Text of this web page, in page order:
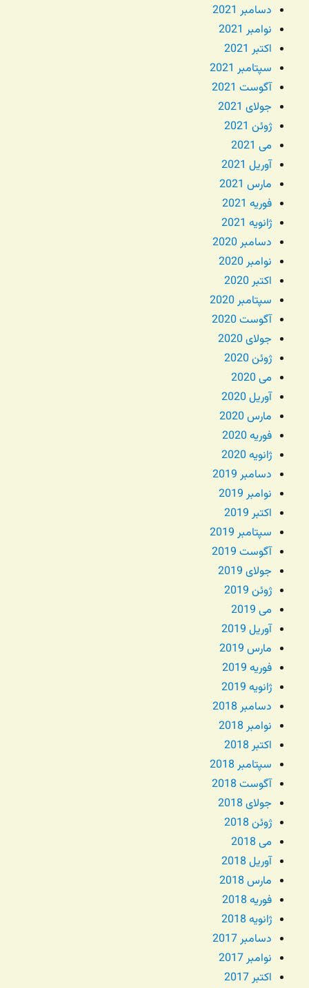
دسامبر 2021
نوامبر 2021
اکتبر 2021
سپتامبر 2021
آگوست 2021
جولای 2021
ژوئن 2021
می 2021
آوریل 2021
مارس 2021
فوریه 2021
ژانویه 2021
دسامبر 2020
نوامبر 2020
اکتبر 2020
سپتامبر 2020
آگوست 2020
جولای 2020
ژوئن 2020
می 2020
آوریل 2020
مارس 2020
فوریه 2020
ژانویه 2020
دسامبر 2019
نوامبر 2019
اکتبر 2019
سپتامبر 2019
آگوست 2019
جولای 2019
ژوئن 2019
می 2019
آوریل 2019
مارس 2019
فوریه 2019
ژانویه 2019
دسامبر 2018
نوامبر 2018
اکتبر 2018
سپتامبر 2018
آگوست 2018
جولای 2018
ژوئن 2018
می 2018
آوریل 2018
مارس 2018
فوریه 2018
ژانویه 2018
دسامبر 2017
نوامبر 2017
اکتبر 2017